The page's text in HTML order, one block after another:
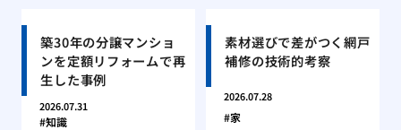
築30年の分譲マンショ
ンを定額リフォームで再
生した事例
2026.07.31
知識
素材選びで差がつく網戸
補修の技術的考察
2026.07.28
家